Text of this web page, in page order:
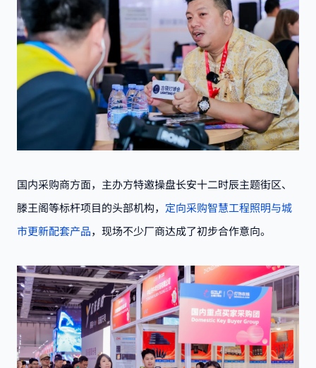
国内采购商方面，主办方特邀操盘长安十二时辰主题街区、
滕王阁等标杆项目的头部机构， 定向采购智慧工程照明与城
市更新配套产品，现场不少厂商达成了初步合作意向。